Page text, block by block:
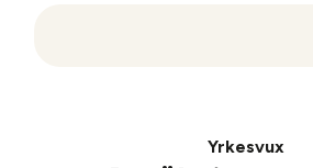
Yrkesvux